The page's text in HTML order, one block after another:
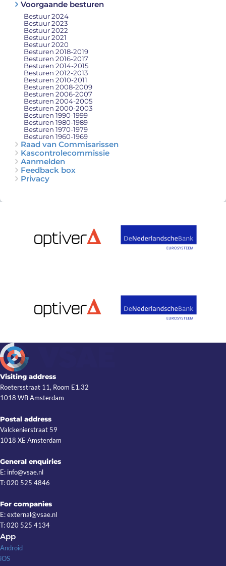
Voorgaande besturen
Bestuur 2024
Bestuur 2023
Bestuur 2022
Bestuur 2021
Bestuur 2020
Besturen 2018-2019
Besturen 2016-2017
Besturen 2014-2015
Besturen 2012-2013
Besturen 2010-2011
Besturen 2008-2009
Besturen 2006-2007
Besturen 2004-2005
Besturen 2000-2003
Besturen 1990-1999
Besturen 1980-1989
Besturen 1970-1979
Besturen 1960-1969
Raad van Commisarissen
Kascontrolecommissie
Aanmelden
Feedback box
Privacy
Visiting address
Roetersstraat 11, Room E1.32
1018 WB Amsterdam
Postal address
Valckenierstraat 59
1018 XE Amsterdam
General enquiries
E: info@vsae.nl
T: 020 525 4846
For companies
E: external@vsae.nl
T: 020 525 4134
App
Android
iOS